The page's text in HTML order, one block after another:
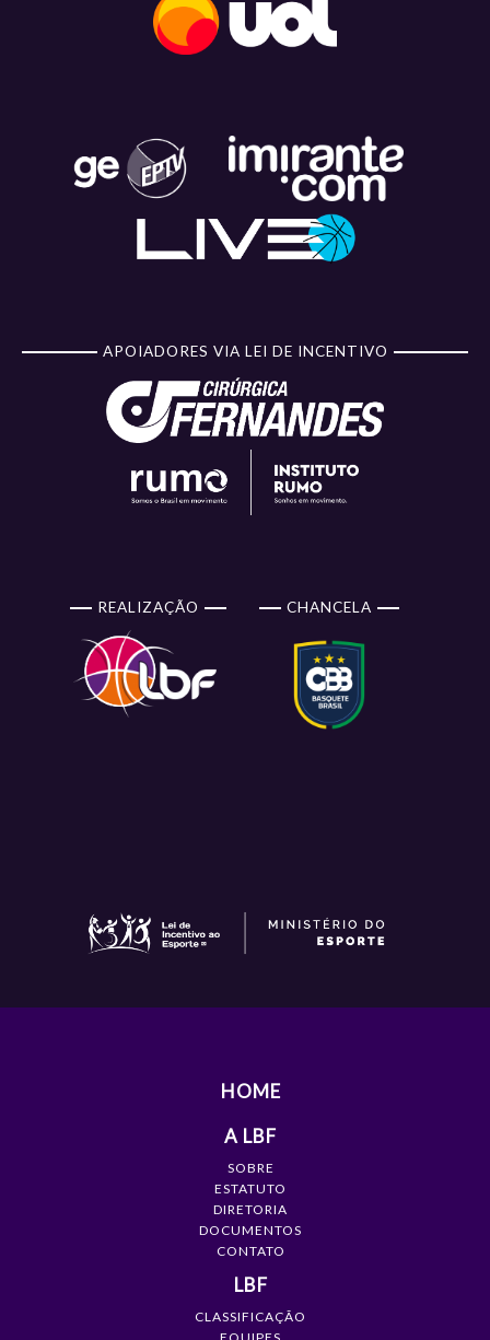
APOIADORES VIA LEI DE INCENTIVO
REALIZAÇÃO CHANCELA
HOME
A LBF
SOBRE
ESTATUTO
DIRETORIA
DOCUMENTOS
CONTATO
LBF
CLASSIFICAÇÃO